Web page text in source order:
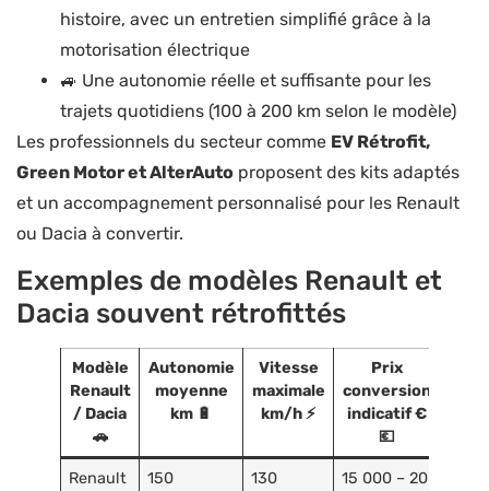
histoire, avec un entretien simplifié grâce à la
motorisation électrique
🚙 Une autonomie réelle et suffisante pour les
trajets quotidiens (100 à 200 km selon le modèle)
Les professionnels du secteur comme EV Rétrofit,
Green Motor et AlterAuto proposent des kits adaptés
et un accompagnement personnalisé pour les Renault
ou Dacia à convertir.
Exemples de modèles Renault et
Dacia souvent rétrofittés
Modèle
Renault
/ Dacia
🚗
Autonomie
moyenne
km 🔋
Vitesse
maximale
km/h ⚡
Prix
conversion
indicatif €
💶
Renault
150 130
15 000 – 20